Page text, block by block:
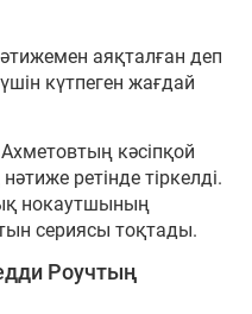
аяқталған деп
күтпеген жағдай
кәсіпқой
ретінде тіркелді.
нокаутшының
сериясы тоқтады.
Роучтың